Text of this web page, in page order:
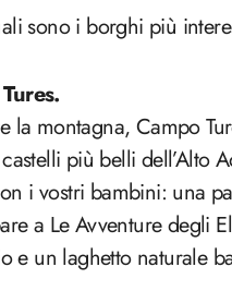
sono i borghi più
la montagna, Campo
più belli dell’Alto
i vostri bambini: una
a Le Avventure degli
e un laghetto naturale